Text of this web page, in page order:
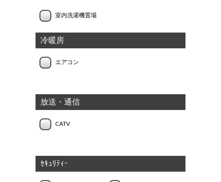
室内洗濯機置場
冷暖房
エアコン
放送・通信
CATV
ｾｷｭﾘﾃｨｰ